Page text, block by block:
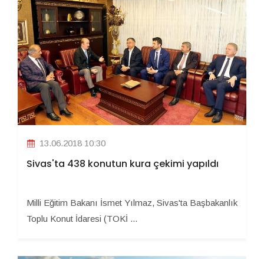
13.06.2018 10:30
Sivas'ta 438 konutun kura çekimi yapıldı
Milli Eğitim Bakanı İsmet Yılmaz, Sivas'ta Başbakanlık
Toplu Konut İdaresi (TOKİ ...